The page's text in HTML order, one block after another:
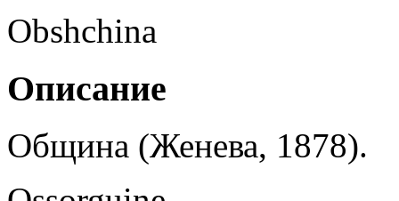
Obshchina
Описание
Община (Женева, 1878).